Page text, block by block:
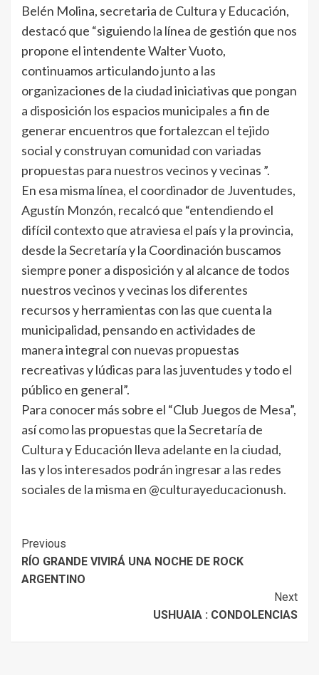
Belén Molina, secretaria de Cultura y Educación,
destacó que “siguiendo la línea de gestión que nos
propone el intendente Walter Vuoto,
continuamos articulando junto a las
organizaciones de la ciudad iniciativas que pongan
a disposición los espacios municipales a fin de
generar encuentros que fortalezcan el tejido
social y construyan comunidad con variadas
propuestas para nuestros vecinos y vecinas ”.
En esa misma línea, el coordinador de Juventudes,
Agustín Monzón, recalcó que “entendiendo el
difícil contexto que atraviesa el país y la provincia,
desde la Secretaría y la Coordinación buscamos
siempre poner a disposición y al alcance de todos
nuestros vecinos y vecinas los diferentes
recursos y herramientas con las que cuenta la
municipalidad, pensando en actividades de
manera integral con nuevas propuestas
recreativas y lúdicas para las juventudes y todo el
público en general”.
Para conocer más sobre el “Club Juegos de Mesa”,
así como las propuestas que la Secretaría de
Cultura y Educación lleva adelante en la ciudad,
las y los interesados podrán ingresar a las redes
sociales de la misma en @culturayeducacionush.
Continue
Reading
Previous
RÍO GRANDE VIVIRÁ UNA NOCHE DE ROCK
ARGENTINO
Next
USHUAIA : CONDOLENCIAS